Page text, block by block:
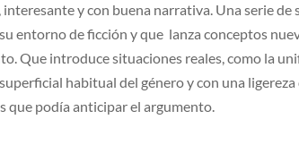
y con buena narrativa. Una serie de
entorno de ficción y que lanza conceptos
Que introduce situaciones reales, como la
habitual del género y con una
que podía anticipar el argumento.